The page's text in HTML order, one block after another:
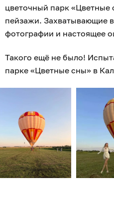
цветочный парк «Цветные
пейзажи. Захватывающие
фотографии и настоящее
Такого ещё не было!
парке «Цветные сны» в